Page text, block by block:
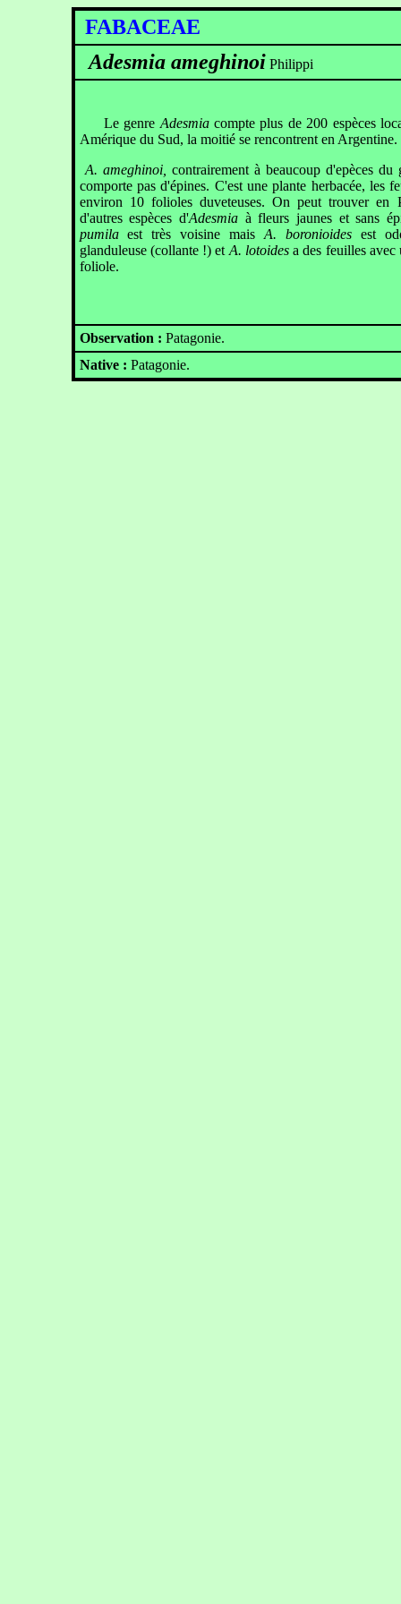
FABACEAE
Adesmia ameghinoi Philippi
Le genre Adesmiacompte plus de 200 espèces
Amérique du Sud, la moitié se rencontrent en Argentine.
A. ameghinoi, contrairement à beaucoup d'epèces du
comporte pas d'épines. C'est une plante herbacée, les
environ 10 folioles duveteuses. On peut trouver en
d'autres espèces d'Adesmiaà fleurs jaunes et sans
pumilaest très voisine mais A. boronioidesest
glanduleuse (collante !) et A. lotoidesa des feuilles avec
foliole.
Observation : Patagonie.
Native : Patagonie.